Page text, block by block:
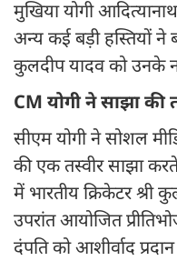
मुखिया योगी
अन्य कई बड़ी हस्तियों ने
कुलदीप यादव को उनके
CM योगी ने साझा की
सीएम योगी ने सोशल
की एक तस्वीर साझा
में भारतीय क्रिकेटर श्री
उपरांत आयोजित
दंपति को आशीर्वाद